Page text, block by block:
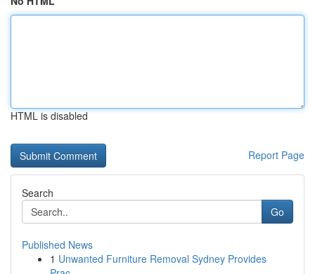
HTML is disabled
Report Page
Search
Go
Published News
1 Unwanted Furniture Removal Sydney Provides